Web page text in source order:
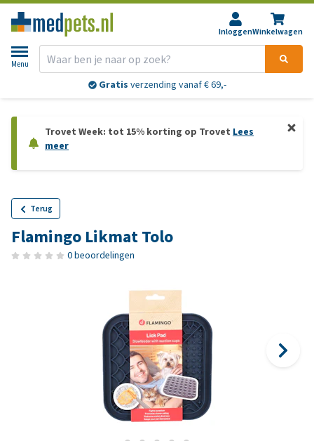
InloggenWinkelwagen
Menu
Gratis verzending vanaf € 69,-
Trovet Week: tot 15% korting op Trovet Lees
meer
Terug
Flamingo Likmat Tolo
0 beoordelingen